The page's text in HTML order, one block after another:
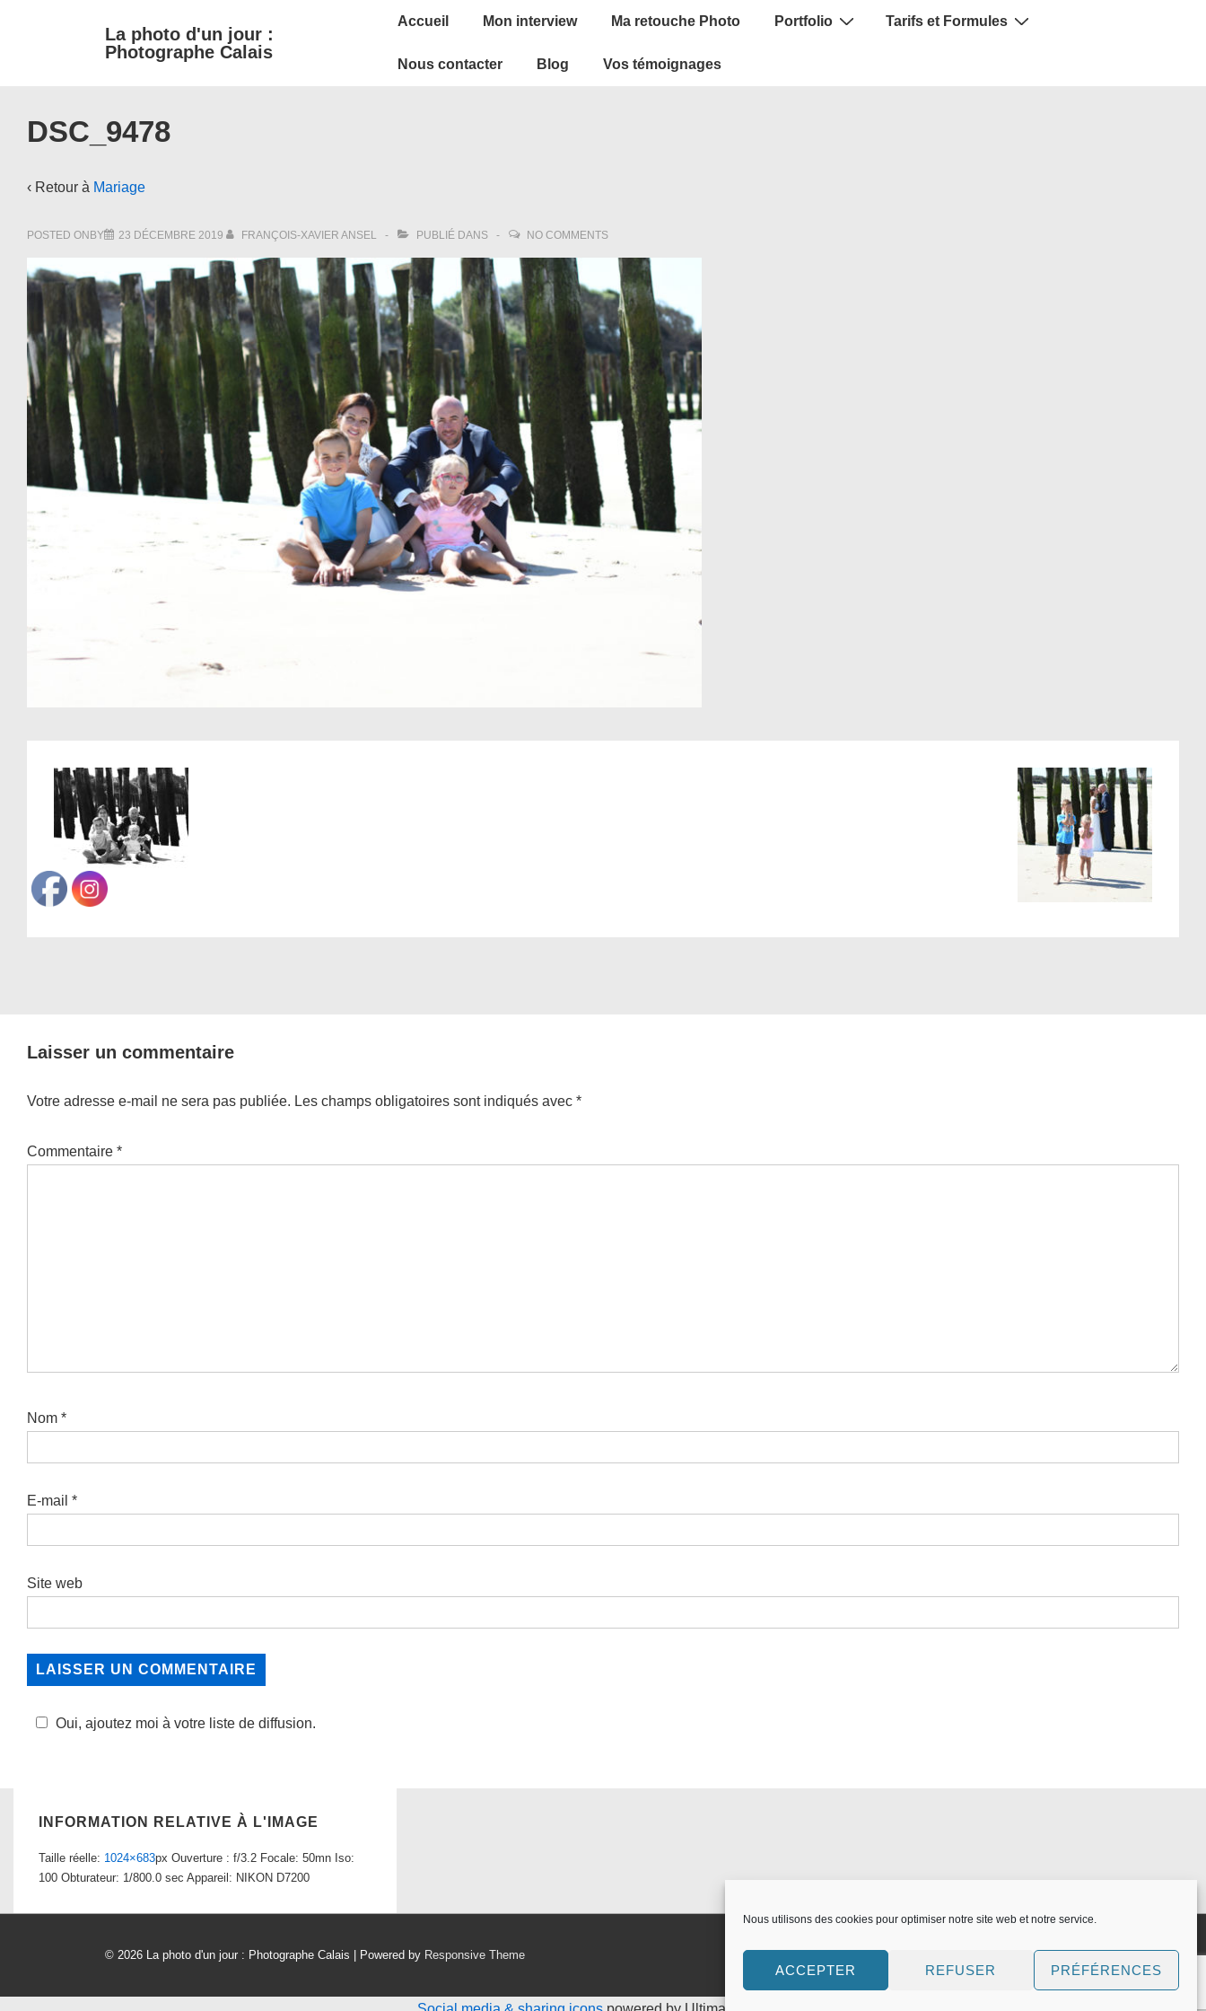
Nous utilisons des cookies pour optimiser notre site web et notre service.
ACCEPTER REFUSER PRÉFÉRENCES
La photo d'un jour :
Photographe Calais
Main
Accueil Mon interview Ma retouche Photo Portfolio Tarifs et Formules
Nous contacter Blog Vos témoignages
DSC_9478
‹ Retour à Mariage
POSTED ONBY 23 DÉCEMBRE 2019 FRANÇOIS-XAVIER ANSEL PUBLIÉ DANS NO COMMENTS
Laisser un commentaire
Votre adresse e-mail ne sera pas publiée. Les champs obligatoires sont indiqués avec *
Commentaire *
Nom *
E-mail *
Site web
Oui, ajoutez moi à votre liste de diffusion.
INFORMATION RELATIVE À L'IMAGE
Taille réelle: 1024×683px Ouverture : f/3.2 Focale: 50mn Iso:
100 Obturateur: 1/800.0 sec Appareil: NIKON D7200
© 2026 La photo d'un jour : Photographe Calais | Powered by Responsive Theme